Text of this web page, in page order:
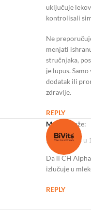
uključuje
kontrolisali
Ne
menjati
stručnjaka,
je lupus.
dodatak ili
zdravlje.
REPLY
Marina
kaže:
26/11/2023 u
Da li CH
izlučuje u
REPLY